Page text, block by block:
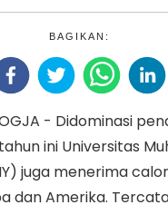
BAGIKAN:
- Didominasi
ini Universitas
juga menerima
dan Amerika.